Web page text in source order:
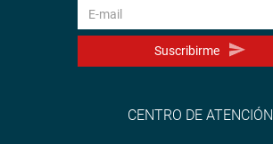
Suscribirme
CENTRO DE ATENCIÓN